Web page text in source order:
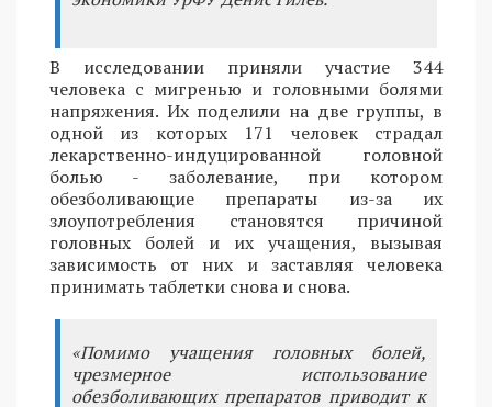
В исследовании приняли участие 344
человека с мигренью и головными болями
напряжения. Их поделили на две группы, в
одной из которых 171 человек страдал
лекарственно-индуцированной головной
болью - заболевание, при котором
обезболивающие препараты из-за их
злоупотребления становятся причиной
головных болей и их учащения, вызывая
зависимость от них и заставляя человека
принимать таблетки снова и снова.
«Помимо учащения головных болей,
чрезмерное использование
обезболивающих препаратов приводит к